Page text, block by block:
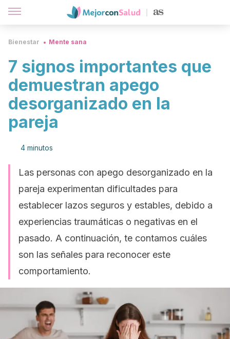
Bienestar Mente sana
7 signos importantes que
demuestran apego
desorganizado en la
pareja
4 minutos
Las personas con apego desorganizado en la
pareja experimentan dificultades para
establecer lazos seguros y estables, debido a
experiencias traumáticas o negativas en el
pasado. A continuación, te contamos cuáles
son las señales para reconocer este
comportamiento.